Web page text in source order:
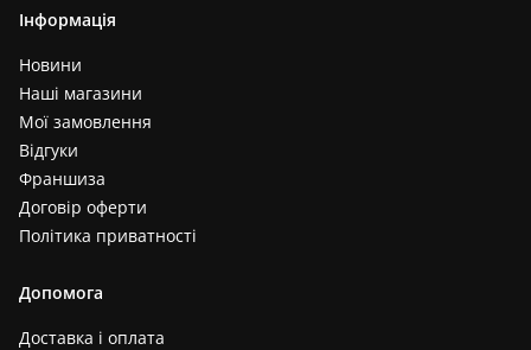
Інформація
Новини
Наші магазини
Мої замовлення
Відгуки
Франшиза
Договір оферти
Політика приватності
Допомога
Доставка і оплата